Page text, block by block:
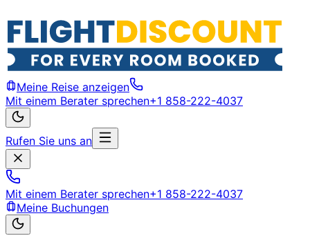
Meine Reise anzeigen
Mit einem Berater sprechen+1 858-222-4037
Rufen Sie uns an
Mit einem Berater sprechen+1 858-222-4037
Meine Buchungen